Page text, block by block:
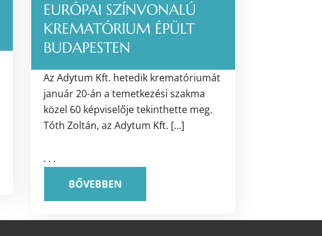
EURÓPAI SZÍNVONALÚ
KREMATÓRIUM ÉPÜLT
BUDAPESTEN
Az Adytum Kft. hetedik krematóriumát
január 20-án a temetkezési szakma
közel 60 képviselője tekinthette meg.
Tóth Zoltán, az Adytum Kft. […]
. . .
BŐVEBBEN